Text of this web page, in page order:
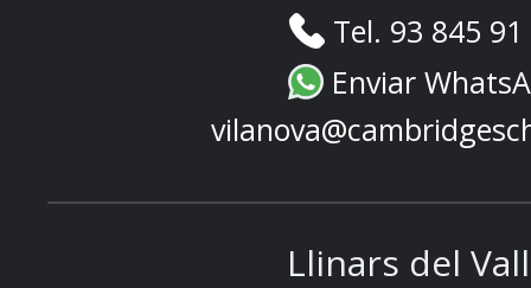
Tel. 93 845
Enviar
Llinars del